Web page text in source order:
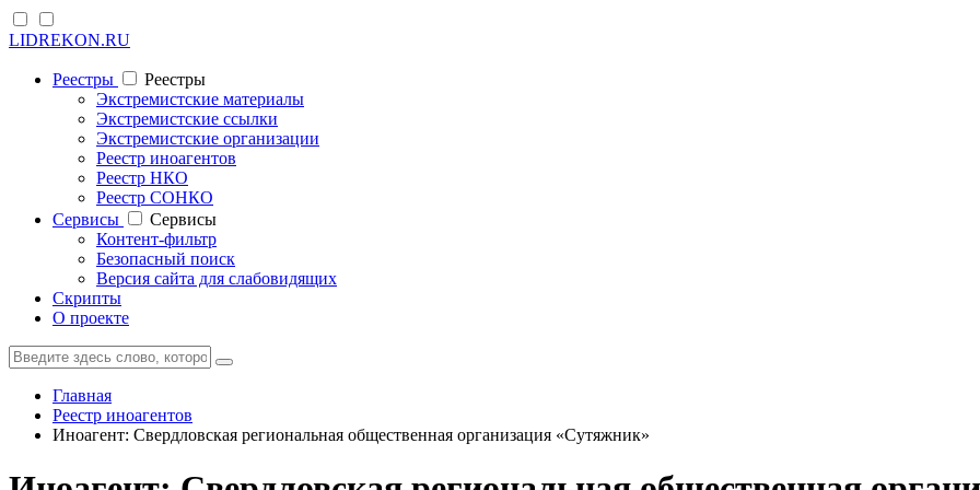
LIDREKON.RU
Реестры
Реестры
Экстремистские материалы
Экстремистские ссылки
Экстремистские организации
Реестр иноагентов
Реестр НКО
Реестр СОНКО
Cервисы
Cервисы
Контент-фильтр
Безопасный поиск
Версия сайта для слабовидящих
Скрипты
О проекте
Главная
Реестр иноагентов
Иноагент: Свердловская региональная общественная организация «Сутяжник»